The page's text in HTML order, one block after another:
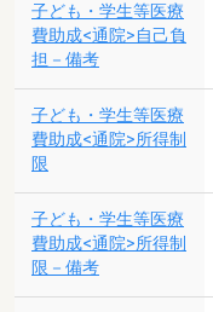
子ども・学生等医療
費助成<通院>自己負
担－備考
子ども・学生等医療
費助成<通院>所得制
限
子ども・学生等医療
費助成<通院>所得制
限－備考